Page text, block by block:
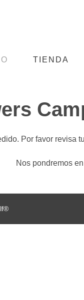
TIENDA
Por favor revisa
Nos pondremos